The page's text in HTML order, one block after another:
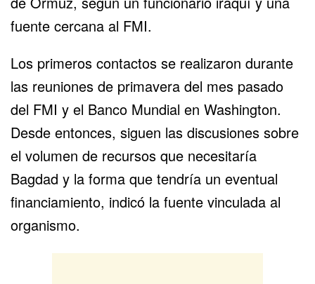
fuente cercana al FMI.
Los primeros contactos se realizaron durante
las reuniones de primavera del mes pasado
del FMI y el Banco Mundial en Washington.
Desde entonces, siguen las discusiones sobre
el volumen de recursos que necesitaría
Bagdad y la forma que tendría un eventual
financiamiento, indicó la fuente vinculada al
organismo.